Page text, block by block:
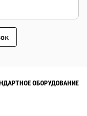
ОБОРУДОВАНИЕ